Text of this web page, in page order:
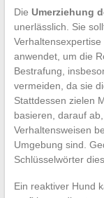
Die Umerziehung
unerlässlich. Sie
anwendet, um die
Bestrafung,
vermeiden, da sie
Stattdessen zielen
basieren, darauf
Verhaltensweisen
Umgebung sind.
Schlüsselwörter
Ein reaktiver Hund